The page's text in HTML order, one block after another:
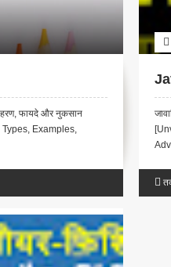
फायदे और नुकसान
Examples,